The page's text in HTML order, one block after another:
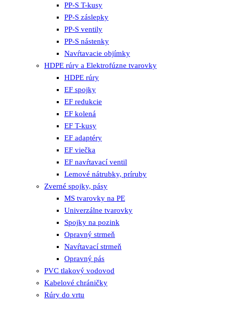
PP-S T-kusy
PP-S záslepky
PP-S ventily
PP-S nástenky
Navŕtavacie objímky
HDPE rúry a Elektrofúzne tvarovky
HDPE rúry
EF spojky
EF redukcie
EF kolená
EF T-kusy
EF adaptéry
EF viečka
EF navŕtavací ventil
Lemové nátrubky, príruby
Zverné spojky, pásy
MS tvarovky na PE
Univerzálne tvarovky
Spojky na pozink
Opravný strmeň
Navŕtavací strmeň
Opravný pás
PVC tlakový vodovod
Kabelové chráničky
Rúry do vrtu